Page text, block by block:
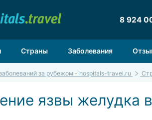
8 924
Страны Заболевания
за рубежом - hospitals-travel.ru
язвы желудка